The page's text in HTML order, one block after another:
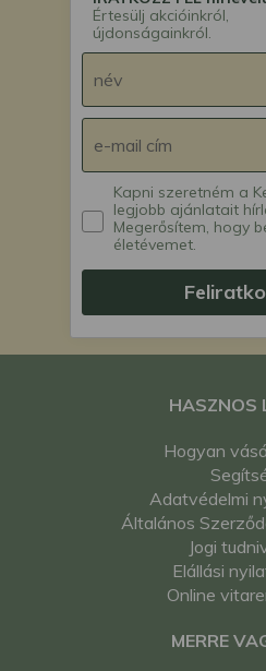
Értesülj akcióinkról,
újdonságainkról.
Kapni szeretném a
legjobb ajánlatait
Megerősítem, hogy
életévemet.
HASZNOS
Hogyan
Adatvédelmi
Általános
Jogi
Elállási
Online
MERRE